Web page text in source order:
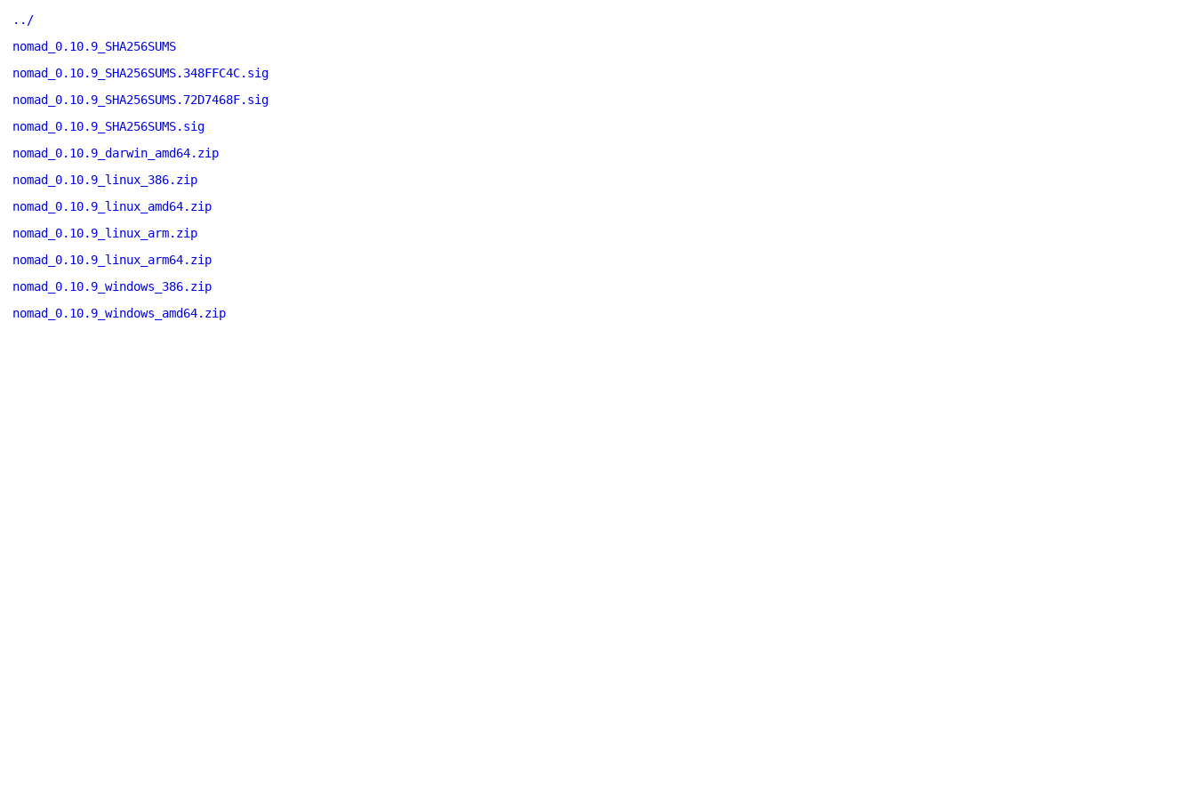
../
nomad_0.10.9_SHA256SUMS
nomad_0.10.9_SHA256SUMS.348FFC4C.sig
nomad_0.10.9_SHA256SUMS.72D7468F.sig
nomad_0.10.9_SHA256SUMS.sig
nomad_0.10.9_darwin_amd64.zip
nomad_0.10.9_linux_386.zip
nomad_0.10.9_linux_amd64.zip
nomad_0.10.9_linux_arm.zip
nomad_0.10.9_linux_arm64.zip
nomad_0.10.9_windows_386.zip
nomad_0.10.9_windows_amd64.zip